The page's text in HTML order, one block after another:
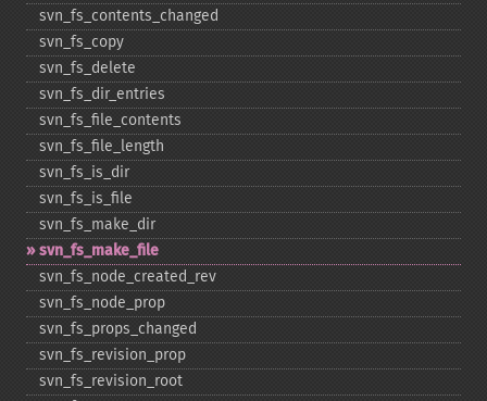
svn_​fs_​contents_​changed
svn_​fs_​copy
svn_​fs_​delete
svn_​fs_​dir_​entries
svn_​fs_​file_​contents
svn_​fs_​file_​length
svn_​fs_​is_​dir
svn_​fs_​is_​file
svn_​fs_​make_​dir
svn_​fs_​make_​file
svn_​fs_​node_​created_​rev
svn_​fs_​node_​prop
svn_​fs_​props_​changed
svn_​fs_​revision_​prop
svn_​fs_​revision_​root